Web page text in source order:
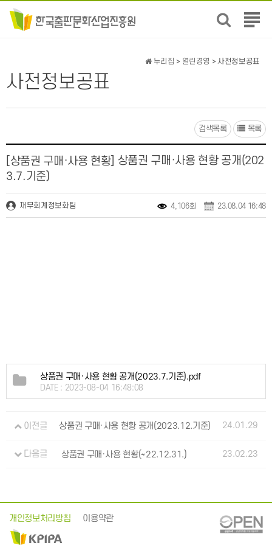
전
뉴
사전정보공표
누리집 > 열린경영 > 사전정보공표
검색목록 목록
[상품권 구매·사용 현황] 상품권 구매·사용 현황 공개(202
3.7.기준)
재무회계정보화팀 4,106회 23.08.04 16:48
상품권 구매·사용 현황 공개(2023.7.기준).pdf
DATE : 2023-08-04 16:48:08
이전글 상품권 구매·사용 현황 공개(2023.12.기준) 24.01.29
다음글 상품권 구매·사용 현황(~22.12.31.) 23.02.23
개인정보처리방침 이용약관